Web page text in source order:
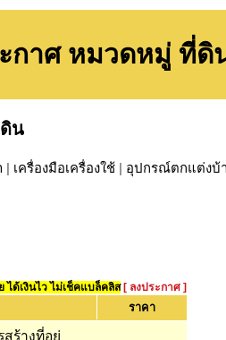
กาศ หมวดหมู่ ที่ดิ
น
| เครื่องมือเครื่องใช้ | อุปกรณ์ตกแต่งบ้
ได้เงินไว ไม่เช็คแบล็คลิส [ ลงประกาศ ]
ราคา
สร้างที่อยู่